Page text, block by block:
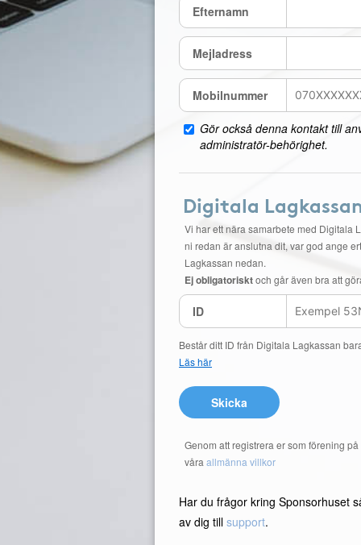
Efternamn
Mejladress
Mobilnummer
Gör också denna kontakt till
administratör-behörighet.
Digitala
Vi har ett nära samarbete med Digitala
ni redan är anslutna dit, var god ange
Lagkassan nedan.
Ej obligatorisktoch går även bra att
ID
Består ditt ID från Digitala Lagkassan
Läs här
Skicka
Genom att registrera er som förening
våra allmänna villkor
Har du frågor kring Sponsorhuset
av dig till support.